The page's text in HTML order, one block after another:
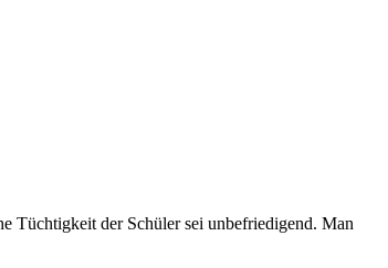
Tüchtigkeit der Schüler sei unbefriedigend. Man